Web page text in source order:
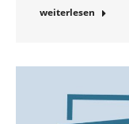
weiterlesen